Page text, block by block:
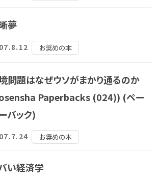
夢
お奨めの本
問題はなぜウソがまかり通るのか
Paperbacks (024)) (ペー
バック)
お奨めの本
い経済学